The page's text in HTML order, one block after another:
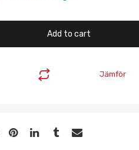
Add to cart
Jämför